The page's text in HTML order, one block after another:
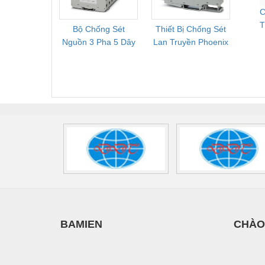
Vật liệu xây dựng
Vòng bi - Bạc đạn
Y khoa - Trang thiết bị
Bộ Chống Sét
Nguồn 3 Pha 5 Dây
Thiết Bị Chống Sét
Lan Truyền Phoenix
Bộ
BAMIEN